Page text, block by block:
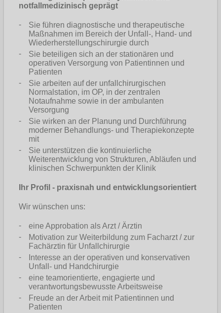
notfallmedizinisch geprägt
Sie führen diagnostische und therapeutische
Maßnahmen im Bereich der Unfall-, Hand- und
Wiederherstellungschirurgie durch
Sie beteiligen sich an der stationären und
operativen Versorgung von Patientinnen und
Patienten
Sie arbeiten auf der unfallchirurgischen
Normalstation, im OP, in der zentralen
Notaufnahme sowie in der ambulanten
Versorgung
Sie wirken an der Planung und Durchführung
moderner Behandlungs- und Therapiekonzepte
mit
Sie unterstützen die kontinuierliche
Weiterentwicklung von Strukturen, Abläufen und
klinischen Schwerpunkten der Klinik
Ihr Profil - praxisnah und entwicklungsorientiert
Wir wünschen uns:
eine Approbation als Arzt / Ärztin
Motivation zur Weiterbildung zum Facharzt / zur
Fachärztin für Unfallchirurgie
Interesse an der operativen und konservativen
Unfall- und Handchirurgie
eine teamorientierte, engagierte und
verantwortungsbewusste Arbeitsweise
Freude an der Arbeit mit Patientinnen und
Patienten